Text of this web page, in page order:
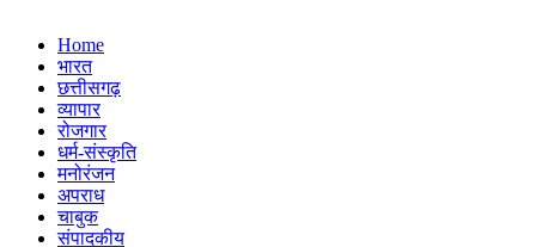
Home
भारत
छत्तीसगढ़
व्यापार
रोजगार
धर्म-संस्कृति
मनोरंजन
अपराध
चाबुक
संपादकीय